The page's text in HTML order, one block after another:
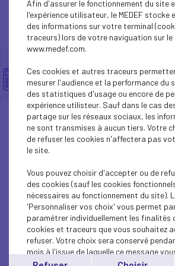
SOCIAL
CSR
PARITY-DIVERSITY
ECONOMY
ECONOMY
MEDEF LIFE
MEDEF LIFE
MEDEF LIFE
ECONOMY
Afin d'assurer le fonctionnement du site
l'expérience utilisateur, le MEDEF stocke
des informations sur votre terminal
traceurs) lors de votre naviguation sur le
www.medef.com.
Ces cookies et autres traceurs
mesurer l'audience et la performance du
des statistiques d'usage ou encore de
expérience utilisteur. Sauf dans le cas
partage sur les réseaux sociaux, les
ne sont transmises à aucun tiers. Votre
de refuser les cookies n'affectera pas
le site.
Vous pouvez choisir d'accepter ou de
des cookies (sauf les cookies
nécessaires au fonctionnement du site).
'Personnaliser vos choix' vous permet
paramétrer individuellement les finalités
cookies et traceurs que vous souhaitez
refuser. Votre choix sera conservé
mois à l'issue de laquelle ce message
affiché..